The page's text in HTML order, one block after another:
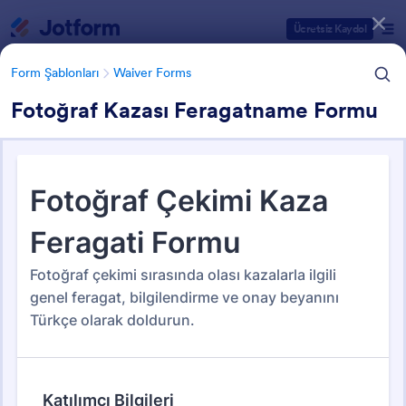
Ücretsiz Kaydol
Form Şablonları Waiver Forms
Fotoğraf Kazası Feragatname Formu
Form Şablonları Waiver Forms
Waiver Forms
Form Şablonu Kategorileri